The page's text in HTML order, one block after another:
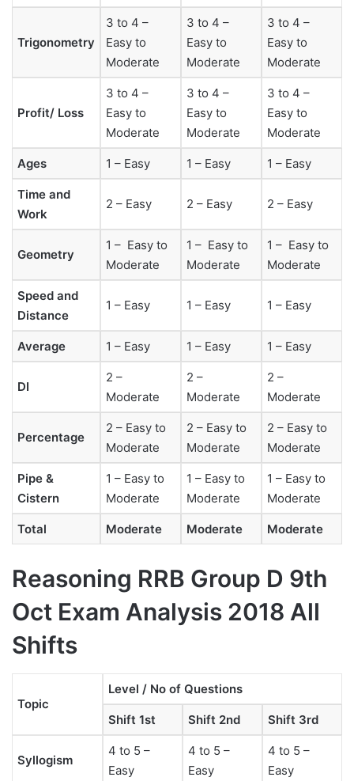
Trigonometry
3 to 4 –
Easy to
Moderate
3 to 4 –
Easy to
Moderate
3 to 4 –
Easy to
Moderate
Profit/ Loss
3 to 4 –
Easy to
Moderate
3 to 4 –
Easy to
Moderate
3 to 4 –
Easy to
Moderate
Ages 1 – Easy 1 – Easy 1 – Easy
Time and
Work
2 – Easy 2 – Easy 2 – Easy
Geometry
1 – Easy to
Moderate
1 – Easy to
Moderate
1 – Easy to
Moderate
Speed and
Distance
1 – Easy 1 – Easy 1 – Easy
Average 1 – Easy 1 – Easy 1 – Easy
DI
2 –
Moderate
2 –
Moderate
2 –
Moderate
Percentage
2 – Easy to
Moderate
2 – Easy to
Moderate
2 – Easy to
Moderate
Pipe &
Cistern
1 – Easy to
Moderate
1 – Easy to
Moderate
1 – Easy to
Moderate
Total Moderate Moderate Moderate
Reasoning RRB Group D 9th
Oct Exam Analysis 2018 All
Shifts
Topic
Level / No of Questions
Shift 1st Shift 2nd Shift 3rd
Syllogism
4 to 5 –
Easy
4 to 5 –
Easy
4 to 5 –
Easy